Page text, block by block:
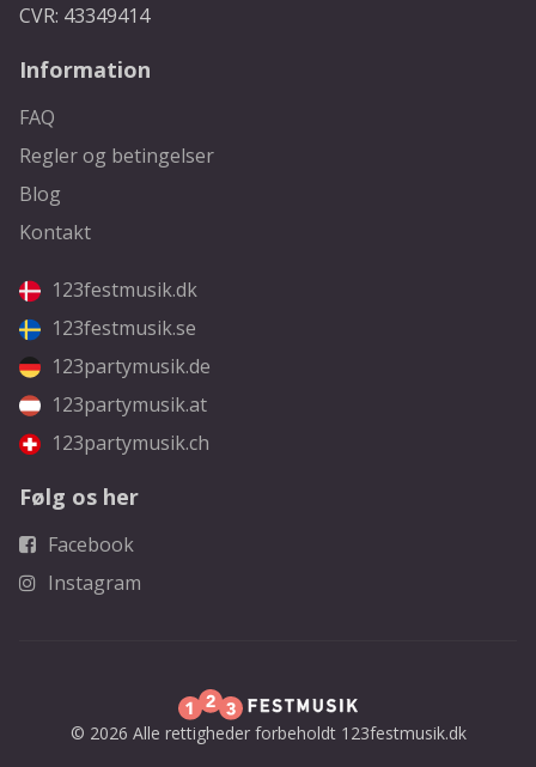
CVR: 43349414
Information
FAQ
Regler og betingelser
Blog
Kontakt
123festmusik.dk
123festmusik.se
123partymusik.de
123partymusik.at
123partymusik.ch
Følg os her
Facebook
Instagram
© 2026 Alle rettigheder forbeholdt 123festmusik.dk